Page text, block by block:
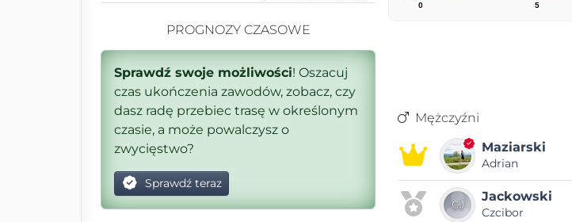
PROGNOZY CZASOWE
Sprawdź swoje możliwości! Oszacuj
czas ukończenia zawodów, zobacz, czy
dasz radę przebiec trasę w określonym
czasie, a może powalczysz o
zwycięstwo?
Sprawdź teraz
0 5
Mężczyźni
Maziarski
Adrian
Jackowski
Czcibor